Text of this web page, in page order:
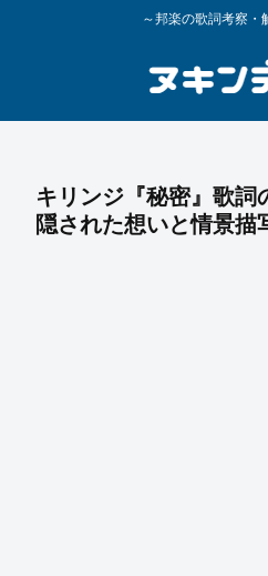
～邦楽の歌詞考察・
キリンジ『秘密』歌詞
隠された想いと情景描